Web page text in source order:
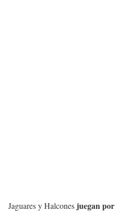
Jaguares y Halcones juegan por